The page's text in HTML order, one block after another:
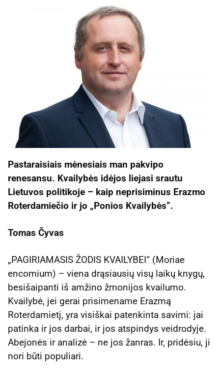
Pastaraisiais mėnesiais man pakvipo
renesansu. Kvailybės idėjos liejasi srautu
Lietuvos politikoje – kaip neprisiminus Erazmo
Roterdamiečio ir jo „Ponios Kvailybės“.
Tomas Čyvas
„PAGIRIAMASIS ŽODIS KVAILYBEI“ (Moriae
encomium) – viena drąsiausių visų laikų knygų,
besišaipanti iš amžino žmonijos kvailumo.
Kvailybė, jei gerai prisimename Erazmą
Roterdamietį, yra visiškai patenkinta savimi: jai
patinka ir jos darbai, ir jos atspindys veidrodyje.
Abejonės ir analizė – ne jos žanras. Ir, pridėsiu, ji
nori būti populiari.